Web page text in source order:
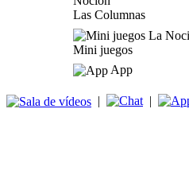
Las Columnas
Mini juegos
App
| |